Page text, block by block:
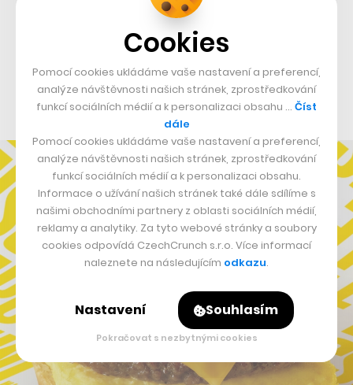
názvem Impossible Croissan’wich jako součást časově
omezené snídaňové nabídky Burger Kingu ve 139
vybraných pobočkách ve Spojených státech. Zmíněná
Impossible Sausage má být totiž ideálním snídaňovým
pokrmem.
Cookies
Pomocí cookies ukládáme vaše nastavení a preferencí,
analýze návštěvnosti našich stránek, zprostředkování
funkcí sociálních médií a k personalizaci obsahu … Číst
dále
Pomocí cookies ukládáme vaše nastavení a preferencí,
analýze návštěvnosti našich stránek, zprostředkování
funkcí sociálních médií a k personalizaci obsahu.
Informace o užívání našich stránek také dále sdílíme s
našimi obchodními partnery z oblasti sociálních médií,
reklamy a analytiky. Za tyto webové stránky a soubory
cookies odpovídá CzechCrunch s.r.o. Více informací
naleznete na následujícím odkazu.
Nastavení Souhlasím
Pokračovat s nezbytnými cookies